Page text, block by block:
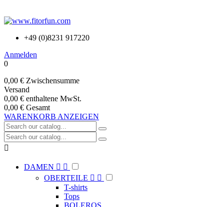
+49 (0)8231 917220
Anmelden
0
0,00 € Zwischensumme
Versand
0,00 € enthaltene MwSt.
0,00 € Gesamt
WARENKORB ANZEIGEN

DAMEN  
OBERTEILE  
T-shirts
Tops
BOLEROS